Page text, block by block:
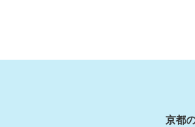
京都